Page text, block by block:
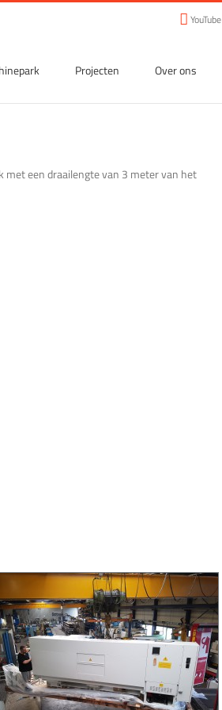
YouTube
Projecten Over ons
met een draailengte van 3 meter van het